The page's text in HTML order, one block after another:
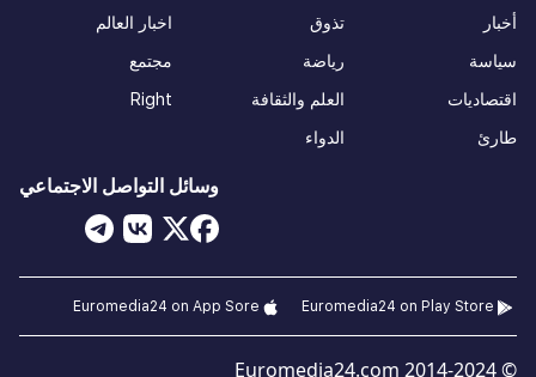
أخبار
سياسة
اقتصاديات
طارئ
تذوق
رياضة
العلم والثقافة
الدواء
اخبار العالم
مجتمع
Right
وسائل التواصل الاجتماعي
© 2014-2024 Euromedia24.com
Euromedia24 on Play Store
Euromedia24 on App Sore